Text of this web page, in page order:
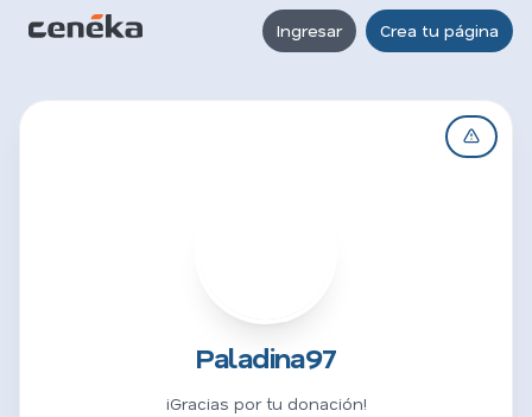
Ingresar Crea tu página
Paladina97
¡Gracias por tu donación!